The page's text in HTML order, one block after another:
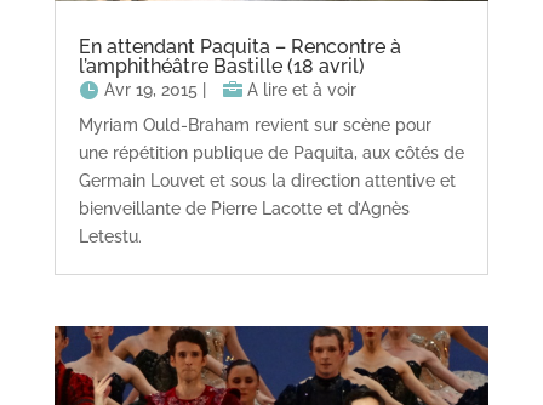
En attendant Paquita – Rencontre à
l’amphithéâtre Bastille (18 avril)
Avr 19, 2015 |
A lire et à voir
Myriam Ould-Braham revient sur scène pour
une répétition publique de Paquita, aux côtés de
Germain Louvet et sous la direction attentive et
bienveillante de Pierre Lacotte et d’Agnès
Letestu.